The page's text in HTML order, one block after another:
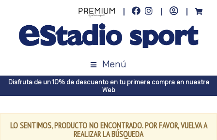
Menú
Disfruta de un 10% de descuento en tu primera compra en nuestra
Web
LO SENTIMOS, PRODUCTO NO ENCONTRADO. POR FAVOR, VUELVA A
REALIZAR LA BÚSQUEDA